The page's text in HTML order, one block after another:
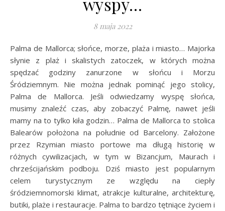
8 maja 2022
Palma de Mallorca; słońce, morze, plaża i miasto… Majorka
słynie z plaż i skalistych zatoczek, w których można
spędzać godziny zanurzone w słońcu i Morzu
Śródziemnym. Nie można jednak pominąć jego stolicy,
Palma de Mallorca. Jeśli odwiedzamy wyspę słońca,
musimy znaleźć czas, aby zobaczyć Palmę, nawet jeśli
mamy na to tylko kiła godzin… Palma de Mallorca to stolica
Balearów położona na południe od Barcelony. Założone
przez Rzymian miasto portowe ma długą historię w
różnych cywilizacjach, w tym w Bizancjum, Maurach i
chrześcijańskim podboju. Dziś miasto jest popularnym
celem turystycznym ze względu na ciepły
śródziemnomorski klimat, atrakcje kulturalne, architekturę,
butiki, plaże i restauracje. Palma to bardzo tętniące życiem i